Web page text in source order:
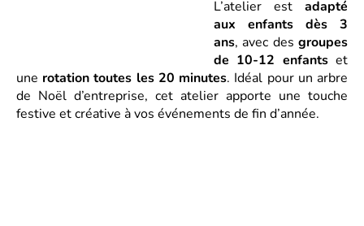
L’atelier est adapté
aux enfants dès 3
ans, avec des groupes
de 10-12 enfantset
une rotation toutes les 20 minutes. Idéal pour un arbre
de Noël d’entreprise, cet atelier apporte une touche
festive et créative à vos événements de fin d’année.